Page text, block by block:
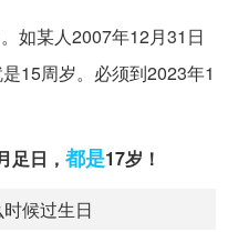
如某人2007年12月31日
15周岁。必须到2023年1
足日， 都是17岁！
候过生日